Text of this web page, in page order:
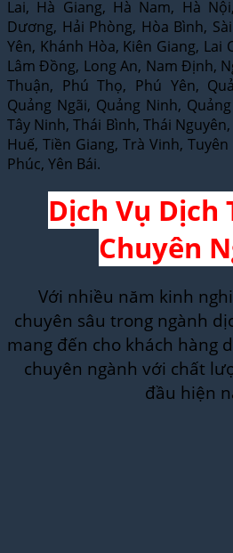
Lai, Hà Giang, Hà Nam, Hà
Dương, Hải Phòng, Hòa Bình,
Yên, Khánh Hòa, Kiên Giang, Lai
Lâm Đồng, Long An, Nam Định,
Thuận, Phú Thọ, Phú Yên,
Quảng Ngãi, Quảng Ninh,
Tây Ninh, Thái Bình, Thái
Huế, Tiền Giang, Trà Vinh,
Phúc, Yên Bái.
Dịch Vụ Dịch
Chuyên
Với nhiều năm kinh
chuyên sâu trong ngành
mang đến cho khách hàng
chuyên ngành với chất
đầu hiện